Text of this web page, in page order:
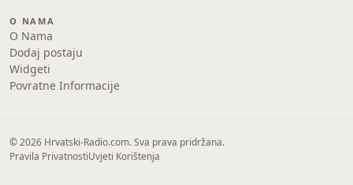
O NAMA
O Nama
Dodaj postaju
Widgeti
Povratne Informacije
© 2026 Hrvatski-Radio.com. Sva prava pridržana.
Pravila PrivatnostiUvjeti Korištenja